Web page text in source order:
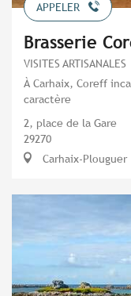
APPELER
Brasserie
VISITES ARTISANALES
À Carhaix, Coreff
caractère
2, place de la Gare
29270
Carhaix-Plouguer